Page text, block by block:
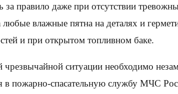
правило даже при отсутствии
влажные пятна на деталях и
и при открытом топливном баке.
ситуации необходимо
пожарно-спасательную службу МЧС